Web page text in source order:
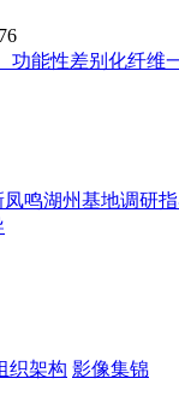
功能性差别化纤维
鸣湖州基地调研
织架构 影像集锦